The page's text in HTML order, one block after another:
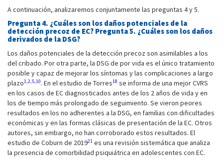
A continuación, analizaremos conjuntamente las preguntas 4 y 5.
Pregunta 4. ¿Cuáles son los daños potenciales de la
detección precoz de EC? Pregunta 5. ¿Cuáles son los daños
derivados de la DSG?
Los daños potenciales de la detección precoz son asimilables a los
del cribado. Por otra parte, la DSG de por vida es el único tratamiento
posible y capaz de mejorar los síntomas y las complicaciones a largo
plazo1,2,5,10. En el estudio de Torres18 se informa de una mejor CVRS
en los casos de EC diagnosticados antes de los 2 años de vida y en
los de tiempo más prolongado de seguimiento. Se vieron peores
resultados en los no adherentes a la DSG, en familias con dificultades
económicas y en las formas clásicas de presentación de la EC. Otros
autores, sin embargo, no han corroborado estos resultados. El
estudio de Coburn de 201921 es una revisión sistemática que analiza
la presencia de comorbilidad psiquiátrica en adolescentes con EC.